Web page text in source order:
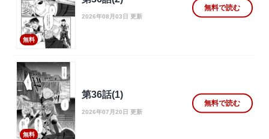
無料
2026年08月03日 更新
無料で読む
無料
第36話(1)
2026年07月20日 更新
無料で読む